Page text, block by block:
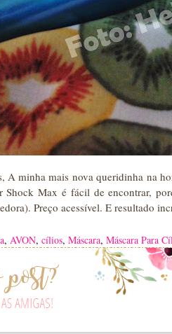
A minha mais nova queridinha na
Max é fácil de encontrar,
Preço acessível. E resultado
, AVON, cílios, Máscara, Máscara Para